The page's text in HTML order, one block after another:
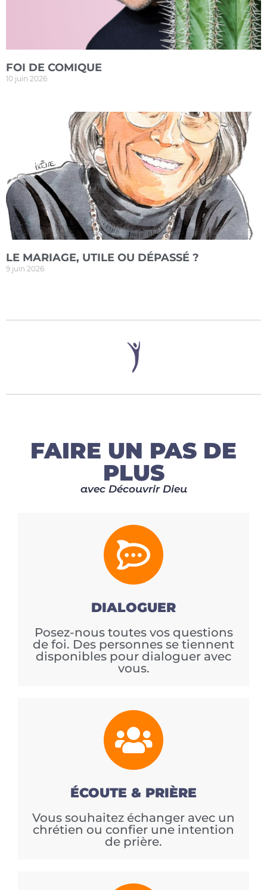
FOI DE COMIQUE
10 juin 2026
LE MARIAGE, UTILE OU DÉPASSÉ ?
9 juin 2026
FAIRE UN PAS DE
PLUS
avec Découvrir Dieu
DIALOGUER
Posez-nous toutes vos questions
de foi. Des personnes se tiennent
disponibles pour dialoguer avec
vous.
ÉCOUTE & PRIÈRE
Vous souhaitez échanger avec un
chrétien ou confier une intention
de prière.